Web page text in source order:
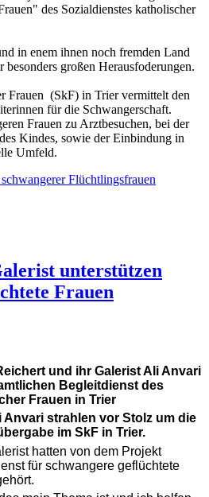
des Sozialdienstes katholischer
in enem ihnen noch fremden Land
großen Herausfoderungen.
Frauen (SkF) in Trier vermittelt den
für die Schwangerschaft.
Frauen zu Arztbesuchen, bei der
Kindes, sowie der Einbindung in
Umfeld.
Flüchtlingsfrauen
unterstützen
Frauen
und ihr Galerist Ali Anvari
Begleitdienst des
Frauen in Trier
Anvari strahlen vor Stolz um die
im SkF in Trier.
hatten von dem Projekt
für schwangere geflüchtete